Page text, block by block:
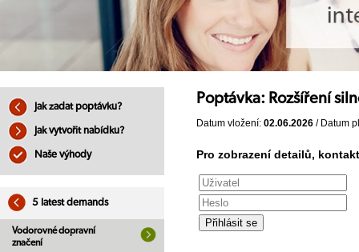
Jak zadat poptávku?
Jak vytvořit nabídku?
Naše výhody
5 latest demands
Vodorovné dopravní
značení
Poptávka: Rozšíření
Datum vložení: 02.06.2026 / Datum
Pro zobrazení detailů,